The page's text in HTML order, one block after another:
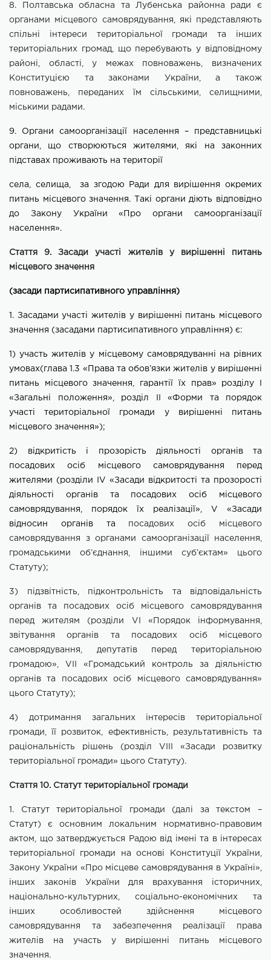
8. Полтавськаобласна та Лубенська
районна ради є
органами
місцевого самоврядування, які представляють
спільні інтереси територіальної громади та інших
територіальних громад, що перебувають у відповідному
районі, області, у межах повноважень, визначених
Конституцією та
законами України, а також
повноважень, переданих їм сільськими, селищними,
міськими радами.
9. Органи самоорганізації населення – представницькі
органи, що створюються жителями, які на законних
підставах проживають на території
села, селища, за згодою Ради для вирішення окремих
питань місцевого значення. Такі органи діють відповідно
до Закону України «Про органи самоорганізації
населення».
Стаття 9. Засади участі жителів у вирішенні питань
місцевого значення
(засади партисипативного управління)
1. Засадами участі жителів у вирішенні питань місцевого
значення (засадами партисипативного управління) є:
1) участь жителів у місцевому самоврядуванні на рівних
умовах(глава 1.3 «Права та обов’язки жителів у вирішенні
питань місцевого
значення, гарантії їх прав» розділу І
«Загальні положення», розділ ІІ
«Форми та порядок
участі територіальної громади у вирішенні питань
місцевого значення»);
2) відкритість і прозорість діяльності органів та
посадових осіб
місцевого самоврядування перед
жителями (розділи IV «Засади відкритості та прозорості
діяльності органів та посадових осіб місцевого
самоврядування, порядок їх реалізації», V «Засади
відносин органів та
посадових осіб місцевого
самоврядування з органами самоорганізації населення,
громадськими об’єднання, іншими суб’єктам» цього
Статуту);
3) підзвітність, підконтрольність та відповідальність
органів та посадових осіб місцевого самоврядування
перед жителям (розділи VI
«Порядок інформування,
звітування органів та посадових осіб місцевого
самоврядування, депутатів перед територіальною
громадою», VII
«Громадський контроль за діяльністю
органів та посадових осіб місцевого самоврядування»
цього Статуту);
4) дотримання загальних інтересів територіальної
громади, її розвиток, ефективність, результативність та
раціональність рішень (розділ VІІІ «Засади розвитку
територіальної громади» цього Статуту).
Стаття 10. Статут територіальної громади
1. Статут територіальної громади (далі за текстом –
Статут) є основним
локальним нормативно-правовим
актом, що затверджується Радою від
імені та в інтересах
територіальної громади на основі Конституції України,
Закону України «Про місцеве самоврядування в Україні»,
інших законів
України для врахування історичних,
національно-культурних, соціально-економічних та
інших особливостей здійснення місцевого
самоврядування
та забезпечення реалізації права
жителів на участь у вирішенні питань місцевого
значення.